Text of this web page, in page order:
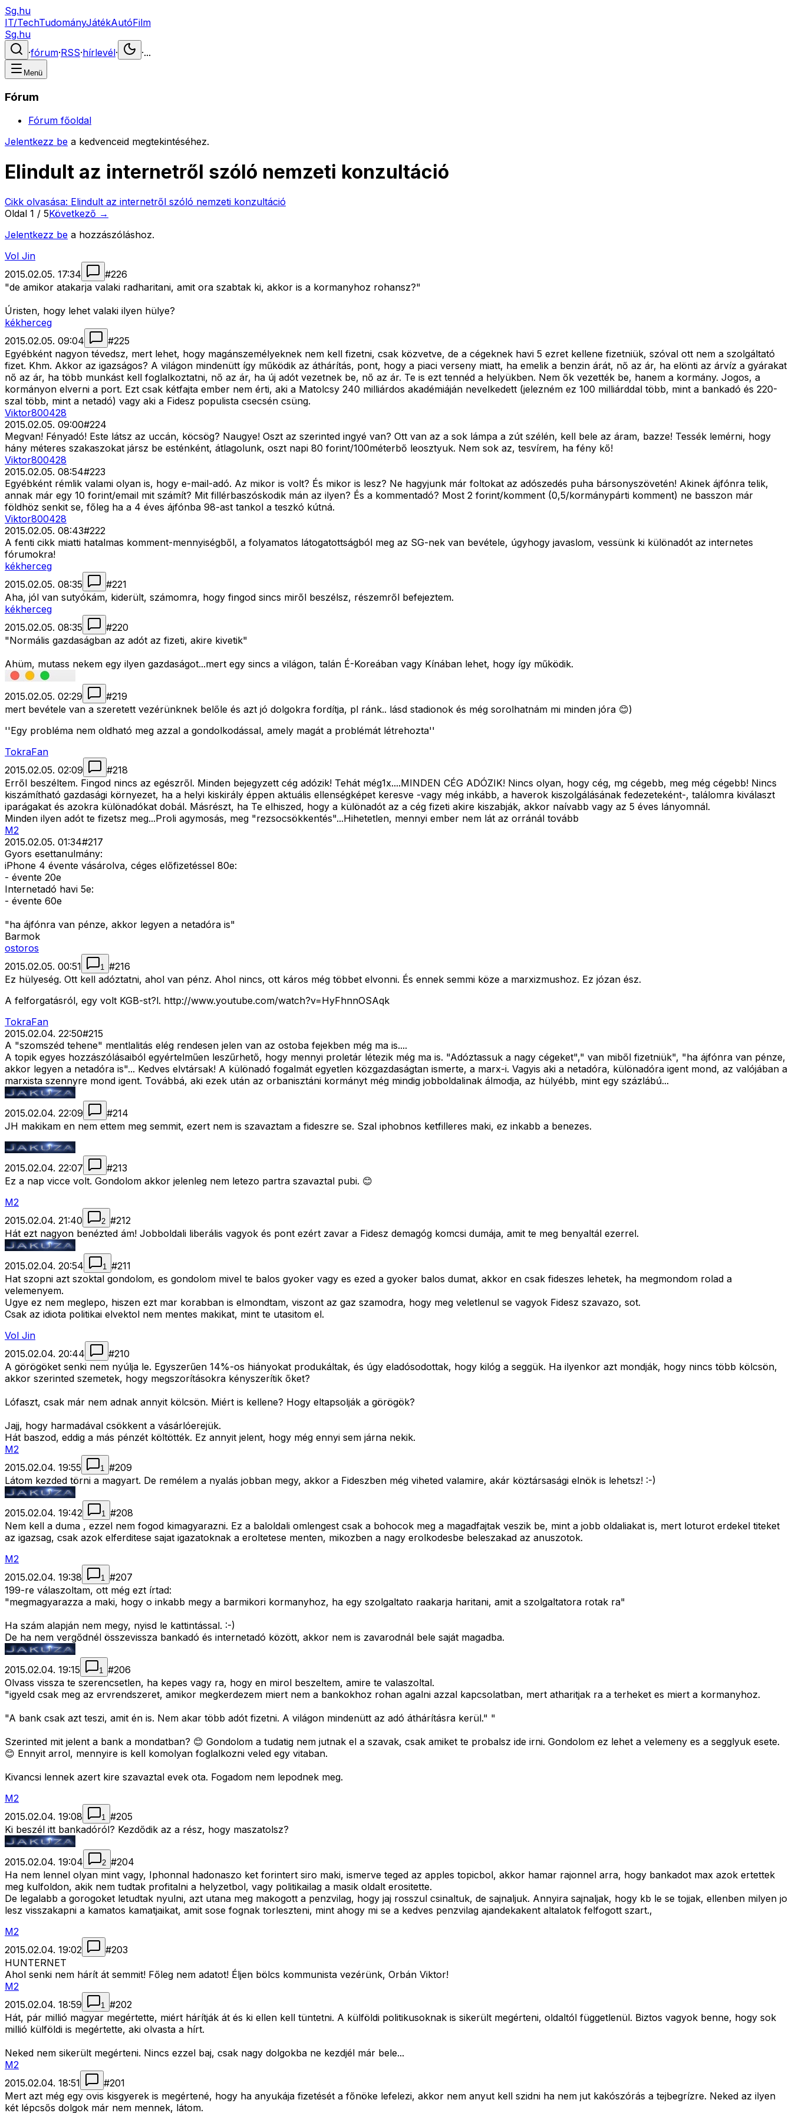
Sg.hu
IT/TechTudományJátékAutóFilm
Sg.hu
·fórum·RSS·hírlevél· ·...
Menü
Fórum
Fórum főoldal
Jelentkezz be a kedvenceid megtekintéséhez.
Elindult az internetről szóló nemzeti konzultáció
Cikk olvasása: Elindult az internetről szóló nemzeti konzultáció
Oldal 1 / 5Következő →
Jelentkezz be a hozzászóláshoz.
Vol Jin
2015.02.05. 17:34
#226
"de amikor atakarja valaki radharitani, amit ora szabtak ki, akkor is a kormanyhoz rohansz?"
Úristen, hogy lehet valaki ilyen hülye?
kékherceg
2015.02.05. 09:04
#225
Egyébként nagyon tévedsz, mert lehet, hogy magánszemélyeknek nem kell fizetni, csak közvetve, de a cégeknek havi 5 ezret kellene fizetniük, szóval ott nem a szolgáltató
fizet. Khm. Akkor az igazságos? A világon mindenütt így működik az áthárítás, pont, hogy a piaci verseny miatt, ha emelik a benzin árát, nő az ár, ha elönti az árvíz a gyárakat
nő az ár, ha több munkást kell foglalkoztatni, nő az ár, ha új adót vezetnek be, nő az ár. Te is ezt tennéd a helyükben. Nem ők vezették be, hanem a kormány. Jogos, a
kormányon elverni a port. Ezt csak kétfajta ember nem érti, aki a Matolcsy 240 milliárdos akadémiáján nevelkedett (jelezném ez 100 milliárddal több, mint a bankadó és 220-
szal több, mint a netadó) vagy aki a Fidesz populista csecsén csüng.
Viktor800428
2015.02.05. 09:00#224
Megvan! Fényadó! Este látsz az uccán, köcsög? Naugye! Oszt az szerinted ingyé van? Ott van az a sok lámpa a zút szélén, kell bele az áram, bazze! Tessék lemérni, hogy
hány méteres szakaszokat jársz be esténként, átlagolunk, oszt napi 80 forint/100méterbő leosztyuk. Nem sok az, tesvírem, ha fény kő!
Viktor800428
2015.02.05. 08:54#223
Egyébként rémlik valami olyan is, hogy e-mail-adó. Az mikor is volt? És mikor is lesz? Ne hagyjunk már foltokat az adószedés puha bársonyszövetén! Akinek ájfónra telik,
annak már egy 10 forint/email mit számít? Mit fillérbaszóskodik mán az ilyen? És a kommentadó? Most 2 forint/komment (0,5/kormánypárti komment) ne basszon már
földhöz senkit se, főleg ha a 4 éves ájfónba 98-ast tankol a teszkó kútná.
Viktor800428
2015.02.05. 08:43#222
A fenti cikk miatti hatalmas komment-mennyiségből, a folyamatos látogatottságból meg az SG-nek van bevétele, úgyhogy javaslom, vessünk ki különadót az internetes
fórumokra!
kékherceg
2015.02.05. 08:35
#221
Aha, jól van sutyókám, kiderült, számomra, hogy fingod sincs miről beszélsz, részemről befejeztem.
kékherceg
2015.02.05. 08:35
#220
"Normális gazdaságban az adót az fizeti, akire kivetik"
Ahüm, mutass nekem egy ilyen gazdaságot...mert egy sincs a világon, talán É-Koreában vagy Kínában lehet, hogy így működik.
2015.02.05. 02:29 #219
mert bevétele van a szeretett vezérünknek belőle és azt jó dolgokra fordítja, pl ránk.. lásd stadionok és még sorolhatnám mi minden jóra 😊)
''Egy probléma nem oldható meg azzal a gondolkodással, amely magát a problémát létrehozta''
TokraFan
2015.02.05. 02:09
#218
Erről beszéltem. Fingod nincs az egészről. Minden bejegyzett cég adózik! Tehát még1x....MINDEN CÉG ADÓZIK! Nincs olyan, hogy cég, mg cégebb, meg még cégebb! Nincs
kiszámítható gazdasági környezet, ha a helyi kiskirály éppen aktuális ellenségképet keresve -vagy még inkább, a haverok kiszolgálásának fedezeteként-, találomra kiválaszt
iparágakat és azokra különadókat dobál. Másrészt, ha Te elhiszed, hogy a különadót az a cég fizeti akire kiszabják, akkor naívabb vagy az 5 éves lányomnál.
Minden ilyen adót te fizetsz meg...Proli agymosás, meg "rezsocsökkentés"...Hihetetlen, mennyi ember nem lát az orránál tovább
M2
2015.02.05. 01:34#217
Gyors esettanulmány:
iPhone 4 évente vásárolva, céges előfizetéssel 80e:
- évente 20e
Internetadó havi 5e:
- évente 60e
"ha ájfónra van pénze, akkor legyen a netadóra is"
Barmok
ostoros
2015.02.05. 00:51
1 #216
Ez hülyeség. Ott kell adóztatni, ahol van pénz. Ahol nincs, ott káros még többet elvonni. És ennek semmi köze a marxizmushoz. Ez józan ész.
A felforgatásról, egy volt KGB-st?l. http://www.youtube.com/watch?v=HyFhnnOSAqk
TokraFan
2015.02.04. 22:50#215
A "szomszéd tehene" mentlalitás elég rendesen jelen van az ostoba fejekben még ma is....
A topik egyes hozzászólásaiból egyértelműen leszűrhető, hogy mennyi proletár létezik még ma is. "Adóztassuk a nagy cégeket"," van miből fizetniük", "ha ájfónra van pénze,
akkor legyen a netadóra is"... Kedves elvtársak! A különadó fogalmát egyetlen közgazdaságtan ismerte, a marx-i. Vagyis aki a netadóra, különadóra igent mond, az valójában a
marxista szennyre mond igent. Továbbá, aki ezek után az orbanisztáni kormányt még mindig jobboldalinak álmodja, az hülyébb, mint egy százlábú...
2015.02.04. 22:09 #214
JH makikam en nem ettem meg semmit, ezert nem is szavaztam a fideszre se. Szal iphobnos ketfilleres maki, ez inkabb a benezes.
2015.02.04. 22:07 #213
Ez a nap vicce volt. Gondolom akkor jelenleg nem letezo partra szavaztal pubi. 😊
M2
2015.02.04. 21:40
2 #212
Hát ezt nagyon benézted ám! Jobboldali liberális vagyok és pont ezért zavar a Fidesz demagóg komcsi dumája, amit te meg benyaltál ezerrel.
2015.02.04. 20:54 1 #211
Hat szopni azt szoktal gondolom, es gondolom mivel te balos gyoker vagy es ezed a gyoker balos dumat, akkor en csak fideszes lehetek, ha megmondom rolad a
velemenyem.
Ugye ez nem meglepo, hiszen ezt mar korabban is elmondtam, viszont az gaz szamodra, hogy meg veletlenul se vagyok Fidesz szavazo, sot.
Csak az idiota politikai elvektol nem mentes makikat, mint te utasitom el.
Vol Jin
2015.02.04. 20:44
#210
A görögöket senki nem nyúlja le. Egyszerűen 14%-os hiányokat produkáltak, és úgy eladósodottak, hogy kilóg a seggük. Ha ilyenkor azt mondják, hogy nincs több kölcsön,
akkor szerinted szemetek, hogy megszorításokra kényszerítik őket?
Lófaszt, csak már nem adnak annyit kölcsön. Miért is kellene? Hogy eltapsolják a görögök?
Jajj, hogy harmadával csökkent a vásárlóerejük.
Hát baszod, eddig a más pénzét költötték. Ez annyit jelent, hogy még ennyi sem járna nekik.
M2
2015.02.04. 19:55
1 #209
Látom kezded törni a magyart. De remélem a nyalás jobban megy, akkor a Fideszben még viheted valamire, akár köztársasági elnök is lehetsz! :-)
2015.02.04. 19:42 1 #208
Nem kell a duma , ezzel nem fogod kimagyarazni. Ez a baloldali omlengest csak a bohocok meg a magadfajtak veszik be, mint a jobb oldaliakat is, mert loturot erdekel titeket
az igazsag, csak azok elferditese sajat igazatoknak a eroltetese menten, mikozben a nagy erolkodesbe beleszakad az anuszotok.
M2
2015.02.04. 19:38
1 #207
199-re válaszoltam, ott még ezt írtad:
"megmagyarazza a maki, hogy o inkabb megy a barmikori kormanyhoz, ha egy szolgaltato raakarja haritani, amit a szolgaltatora rotak ra"
Ha szám alapján nem megy, nyisd le kattintással. :-)
De ha nem vergődnél összevissza bankadó és internetadó között, akkor nem is zavarodnál bele saját magadba.
2015.02.04. 19:15 1 #206
Olvass vissza te szerencsetlen, ha kepes vagy ra, hogy en mirol beszeltem, amire te valaszoltal.
"igyeld csak meg az ervrendszeret, amikor megkerdezem miert nem a bankokhoz rohan agalni azzal kapcsolatban, mert atharitjak ra a terheket es miert a kormanyhoz.
"A bank csak azt teszi, amit én is. Nem akar több adót fizetni. A világon mindenütt az adó áthárításra kerül." "
Szerinted mit jelent a bank a mondatban? 😊 Gondolom a tudatig nem jutnak el a szavak, csak amiket te probalsz ide irni. Gondolom ez lehet a velemeny es a segglyuk esete.
😊 Ennyit arrol, mennyire is kell komolyan foglalkozni veled egy vitaban.
Kivancsi lennek azert kire szavaztal evek ota. Fogadom nem lepodnek meg.
M2
2015.02.04. 19:08
1 #205
Ki beszél itt bankadóról? Kezdődik az a rész, hogy maszatolsz?
2015.02.04. 19:04 2 #204
Ha nem lennel olyan mint vagy, Iphonnal hadonaszo ket forintert siro maki, ismerve teged az apples topicbol, akkor hamar rajonnel arra, hogy bankadot max azok ertettek
meg kulfoldon, akik nem tudtak profitalni a helyzetbol, vagy politikailag a masik oldalt erositette.
De legalabb a gorogoket letudtak nyulni, azt utana meg makogott a penzvilag, hogy jaj rosszul csinaltuk, de sajnaljuk. Annyira sajnaljak, hogy kb le se tojjak, ellenben milyen jo
lesz visszakapni a kamatos kamatjaikat, amit sose fognak torleszteni, mint ahogy mi se a kedves penzvilag ajandekakent altalatok felfogott szart.,
M2
2015.02.04. 19:02
#203
HUNTERNET
Ahol senki nem hárít át semmit! Főleg nem adatot! Éljen bölcs kommunista vezérünk, Orbán Viktor!
M2
2015.02.04. 18:59
1 #202
Hát, pár millió magyar megértette, miért hárítják át és ki ellen kell tüntetni. A külföldi politikusoknak is sikerült megérteni, oldaltól függetlenül. Biztos vagyok benne, hogy sok
millió külföldi is megértette, aki olvasta a hírt.
Neked nem sikerült megérteni. Nincs ezzel baj, csak nagy dolgokba ne kezdjél már bele...
M2
2015.02.04. 18:51
#201
Mert azt még egy ovis kisgyerek is megértené, hogy ha anyukája fizetését a főnöke lefelezi, akkor nem anyut kell szidni ha nem jut kakószórás a tejbegrízre. Neked az ilyen
két lépcsős dolgok már nem mennek, látom.